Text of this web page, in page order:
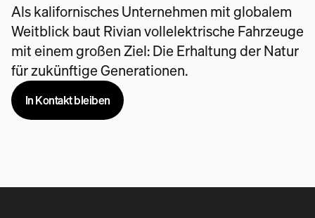
Als kalifornisches Unternehmen mit globalem
Weitblick baut Rivian vollelektrische Fahrzeuge
mit einem großen Ziel: Die Erhaltung der Natur
für zukünftige Generationen.
In Kontakt bleiben